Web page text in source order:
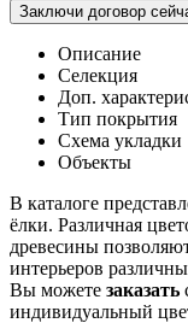
Заключи договор
Описание
Селекция
Доп.
Тип покрытия
Схема укладки
Объекты
В каталоге
ёлки. Различная
древесины
интерьеров
Вы можете заказать
индивидуальный